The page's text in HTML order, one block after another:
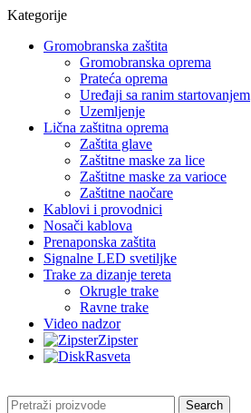
Kategorije
Gromobranska zaštita
Gromobranska oprema
Prateća oprema
Uređaji sa ranim startovanjem
Uzemljenje
Lična zaštitna oprema
Zaštita glave
Zaštitne maske za lice
Zaštitne maske za varioce
Zaštitne naočare
Kablovi i provodnici
Nosači kablova
Prenaponska zaštita
Signalne LED svetiljke
Trake za dizanje tereta
Okrugle trake
Ravne trake
Video nadzor
Zipster
Rasveta
Search